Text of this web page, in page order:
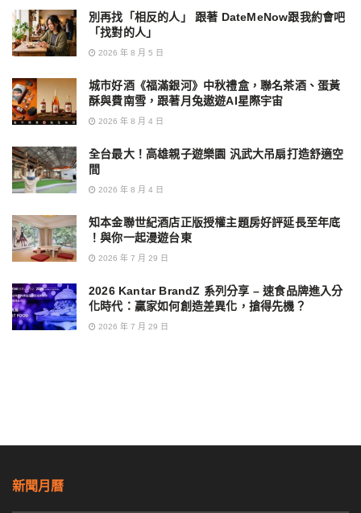
別再找「相反的人」 跟著 DateMeNow跟我約會吧
「找對的人」
2026 年 8 月 5 日
城市好酒《福滿銀河》中秋禮盒，聯名茶酒、蛋黃
酥與費南雪，跟著月兔遨遊AI星際宇宙
2026 年 8 月 4 日
全台最大！高雄親子遊樂園 汎武大吊扇打造舒適空
間
2026 年 8 月 4 日
知本金聯世紀酒店正版授權主題房好評延長至年底
！與你一起漫遊台東
2026 年 7 月 29 日
2026 Kantar BrandZ 系列分享 – 速食品牌進入分
化時代：贏家如何創造差異化，搶得先機？
2026 年 7 月 29 日
新聞月曆